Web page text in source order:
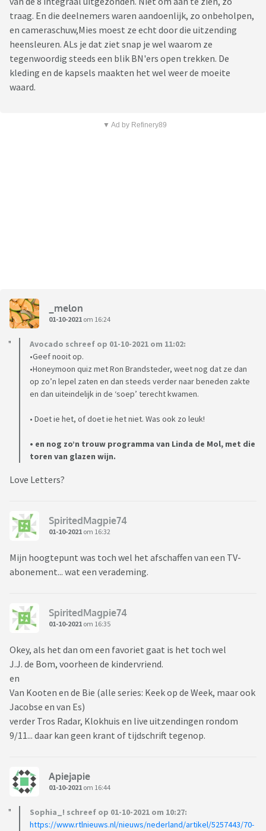
traag. En die deelnemers waren aandoenlijk, zo onbeholpen,
en cameraschuw,Mies moest ze echt door die uitzending
heensleuren. ALs je dat ziet snap je wel waarom ze
tegenwoordig steeds een blik BN'ers open trekken. De
kleding en de kapsels maakten het wel weer de moeite
waard.
▼ Ad by Refinery89
_melon
01-10-2021 om 16:24
Avocado schreef op 01-10-2021 om 11:02:
•Geef nooit op.
•Honeymoon quiz met Ron Brandsteder, weet nog dat ze dan
op zo’n lepel zaten en dan steeds verder naar beneden zakte
en dan uiteindelijk in de ‘soep’ terecht kwamen.
• Doet ie het, of doet ie het niet. Was ook zo leuk!
• en nog zo’n trouw programma van Linda de Mol, met die
toren van glazen wijn.
Love Letters?
SpiritedMagpie74
01-10-2021 om 16:32
Mijn hoogtepunt was toch wel het afschaffen van een TV-
abonement... wat een verademing.
SpiritedMagpie74
01-10-2021 om 16:35
Okey, als het dan om een favoriet gaat is het toch wel
J.J. de Bom, voorheen de kindervriend.
en
Van Kooten en de Bie (alle series: Keek op de Week, maar ook
Jacobse en van Es)
verder Tros Radar, Klokhuis en live uitzendingen rondom
9/11... daar kan geen krant of tijdschrift tegenop.
Apiejapie
01-10-2021 om 16:44
Sophia_! schreef op 01-10-2021 om 10:27:
https://www.rtlnieuws.nl/nieuws/nederland/artikel/5257443/70-